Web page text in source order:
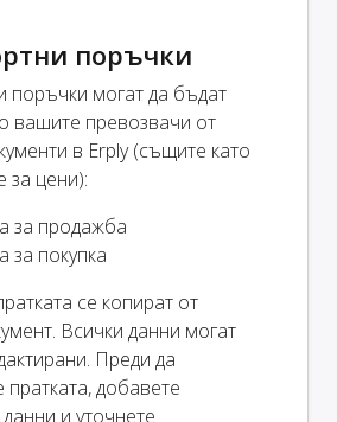
поръчки
поръчки могат да бъдат
вашите превозвачи от
в Erply (същите като
за цени):
за продажба
за покупка
се копират от
Всички данни могат
Преди да
пратката, добавете
и уточнете